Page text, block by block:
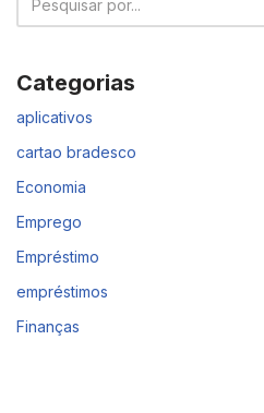
Categorias
aplicativos
cartao bradesco
Economia
Emprego
Empréstimo
empréstimos
Finanças